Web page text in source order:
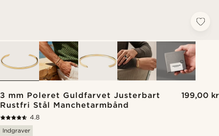
3 mm Poleret Guldfarvet Justerbart
Rustfri Stål Manchetarmbånd
199,00 kr
4.8
Indgraver